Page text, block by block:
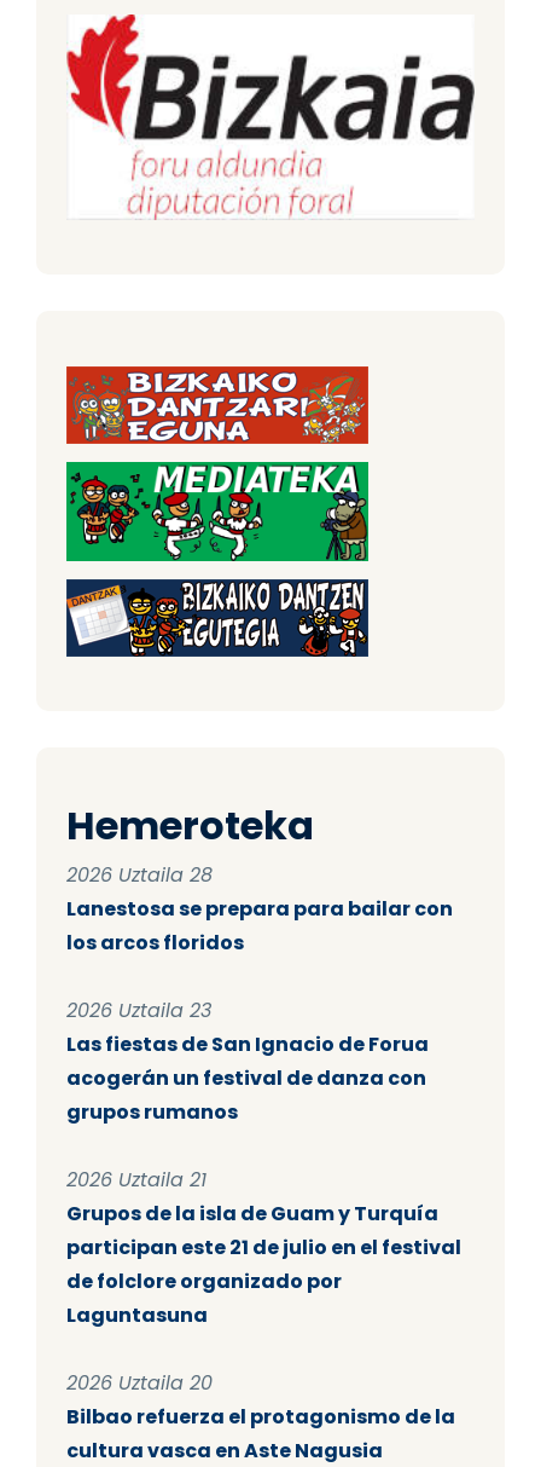
Hemeroteka
2026 Uztaila 28
Lanestosa se prepara para bailar con
los arcos floridos
2026 Uztaila 23
Las fiestas de San Ignacio de Forua
acogerán un festival de danza con
grupos rumanos
2026 Uztaila 21
Grupos de la isla de Guam y Turquía
participan este 21 de julio en el festival
de folclore organizado por
Laguntasuna
2026 Uztaila 20
Bilbao refuerza el protagonismo de la
cultura vasca en Aste Nagusia